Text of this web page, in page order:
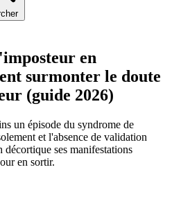
en
surmonter le doute
(guide 2026)
un épisode du syndrome de
et l'absence de validation
ses manifestations
en sortir.